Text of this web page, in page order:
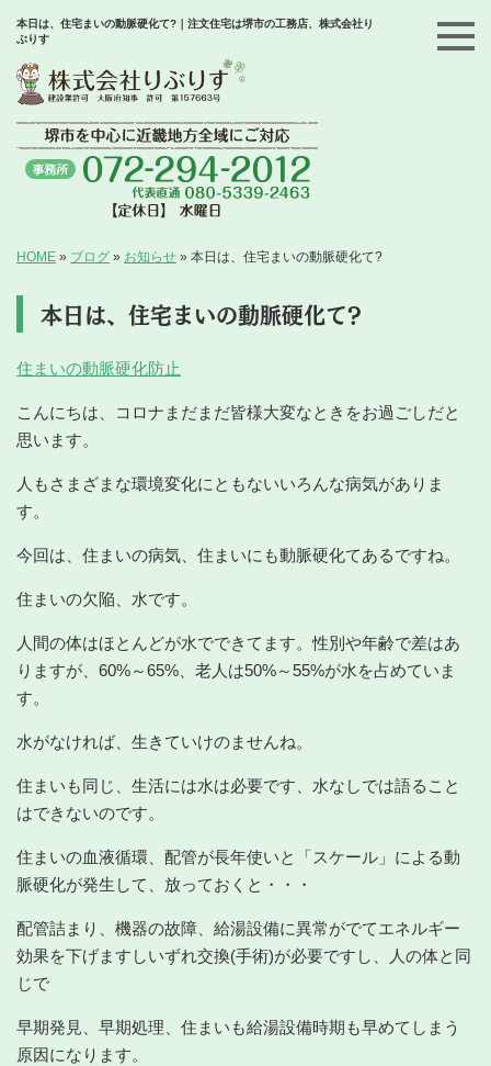
本日は、住宅まいの動脈硬化て?｜注文住宅は堺市の工務店、株式会社り
ぶりす
HOME » ブログ » お知らせ » 本日は、住宅まいの動脈硬化て?
本日は、住宅まいの動脈硬化て?
住まいの動脈硬化防止
こんにちは、コロナまだまだ皆様大変なときをお過ごしだと
思います。
人もさまざまな環境変化にともないいろんな病気がありま
す。
今回は、住まいの病気、住まいにも動脈硬化てあるですね。
住まいの欠陥、水です。
人間の体はほとんどが水でできてます。性別や年齢で差はあ
りますが、60%～65%、老人は50%～55%が水を占めていま
す。
水がなければ、生きていけのませんね。
住まいも同じ、生活には水は必要です、水なしでは語ること
はできないのです。
住まいの血液循環、配管が長年使いと「スケール」による動
脈硬化が発生して、放っておくと・・・
配管詰まり、機器の故障、給湯設備に異常がでてエネルギー
効果を下げますしいずれ交換(手術)が必要ですし、人の体と同
じで
早期発見、早期処理、住まいも給湯設備時期も早めてしまう
原因になります。